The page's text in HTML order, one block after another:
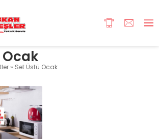
Ocak
» Set Üstü Ocak